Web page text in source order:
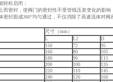
轻松启闭；
密封，使阀门的密封性不受管线压差变化的影响
封面成360°均匀通过，不仅消除了高速流体对阀
尺寸（mm）
L
L2 D
150 72 95
160 80 105
180 90 115
200 100 135
220 110 145
240 120 160